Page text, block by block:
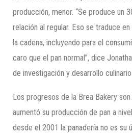
producción, menor. “Se produce un
relación al regular. Eso se traduce
la cadena, incluyendo para el
caro que el pan normal”, dice
de investigación y desarrollo
Los progresos de la Brea Bakery
aumentó su producción de pan a
desde el 2001 la panadería no es su